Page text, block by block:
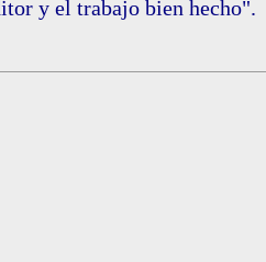
y el trabajo bien hecho".